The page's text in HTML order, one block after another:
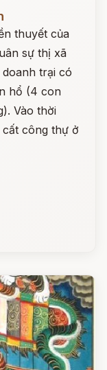
thuyết của
sự thị xã
trại có
hổ (4 con
Vào thời
công thự ở